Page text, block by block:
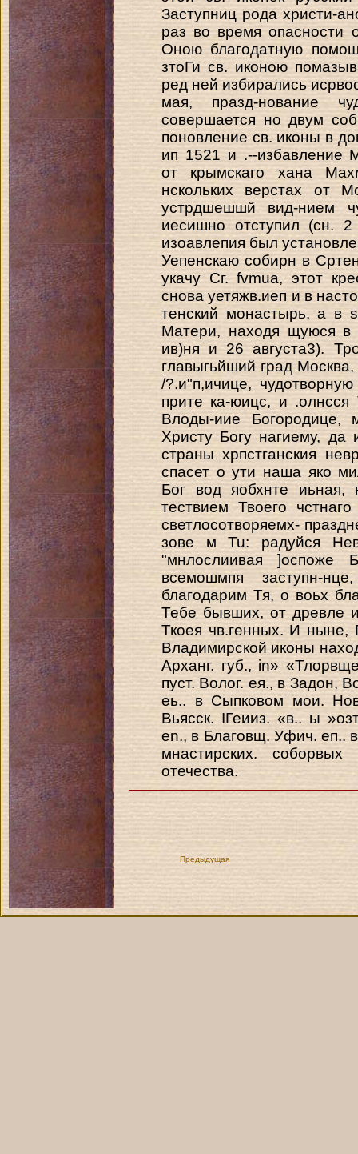
Заступниц рода христи-
раз во время опасности
Оною благодатную
зтоГи св. иконою
ред ней избирались
мая, празд-нование
совершается но двум
поновление св. иконы в
ип 1521 и .--избавление
от крымскаго хана
нскольких верстах от
устрдшешшй вид-нием
иесишно отступил (сн.
изоавлепия был
Уепенскаю собирн в
укачу Сг. fvmua, этот
снова уетяжв.иеп и в
тенский монастырь, а в
Матери, находя щуюся в
ив)ня и 26 августа3).
главыгьйший град
/?.и"п,ичице,
прите ка-юицс, и
Влоды-иие
Христу Богу нагиему, да
страны хрпстганския
спасет о ути наша яко
Бог вод яобхнте иьная,
тествием Твоего
светлосотворяемх-
зове м Tu: радуйся
"мнлослиивая ]оспоже
всемошмпя заступн-
благодарим Тя, о воьх
Тебе бывших, от древле
Ткоея чв.генных. И ныне,
Владимирской иконы
Арханг. губ., in»
пуст. Волог. ея., в Задон,
еь.. в Сыпковом мои.
Вьясск. ІГеииз. «в.. ы
en., в Благовщ. Уфич. еп..
мнастирских.
отечества.
Предыдущая